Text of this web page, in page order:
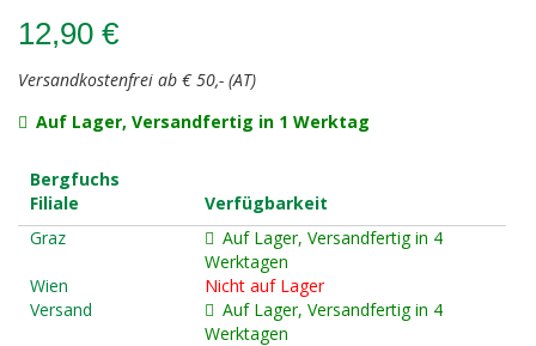
12,90 €
Versandkostenfrei ab € 50,- (AT)
Auf Lager, Versandfertig in 1 Werktag
Bergfuchs
Filiale
Verfügbarkeit
Graz
Auf Lager, Versandfertig in 4
Werktagen
Wien
Nicht auf Lager
Versand
Auf Lager, Versandfertig in 4
Werktagen